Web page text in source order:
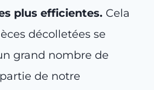
plus efficientes. Cela
décolletées se
grand nombre de
de notre